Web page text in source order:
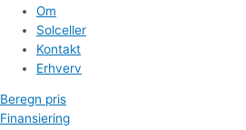
Om
Solceller
Kontakt
Erhverv
Beregn pris
Finansiering